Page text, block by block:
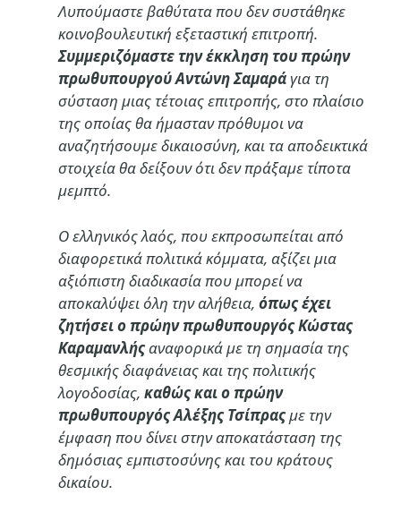
Λυπούμαστε βαθύτατα που δεν συστάθηκε
κοινοβουλευτική εξεταστική επιτροπή.
Συμμεριζόμαστε την έκκληση του πρώην
πρωθυπουργού Αντώνη Σαμαρά για τη
σύσταση μιας τέτοιας επιτροπής, στο πλαίσιο
της οποίας θα ήμασταν πρόθυμοι να
αναζητήσουμε δικαιοσύνη, και τα αποδεικτικά
στοιχεία θα δείξουν ότι δεν πράξαμε τίποτα
μεμπτό.
Ο ελληνικός λαός, που εκπροσωπείται από
διαφορετικά πολιτικά κόμματα, αξίζει μια
αξιόπιστη διαδικασία που μπορεί να
αποκαλύψει όλη την αλήθεια, όπως έχει
ζητήσει ο πρώην πρωθυπουργός Κώστας
Καραμανλήςαναφορικά με τη σημασία της
θεσμικής διαφάνειας και της πολιτικής
λογοδοσίας, καθώς και ο πρώην
πρωθυπουργός Αλέξης Τσίπραςμε την
έμφαση που δίνει στην αποκατάσταση της
δημόσιας εμπιστοσύνης και του κράτους
δικαίου.